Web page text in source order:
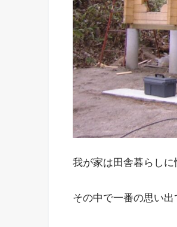
我が家は田舎暮らしに
その中で一番の思い出